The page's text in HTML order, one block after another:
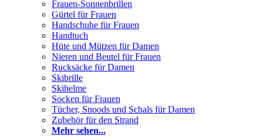
Frauen-Sonnenbrillen
Gürtel für Frauen
Handschuhe für Frauen
Handtuch
Hüte und Mützen für Damen
Nieren und Beutel für Frauen
Rucksäcke für Damen
Skibrille
Skihelme
Socken für Frauen
Tücher, Snoods und Schals für Damen
Zubehör für den Strand
Mehr sehen...